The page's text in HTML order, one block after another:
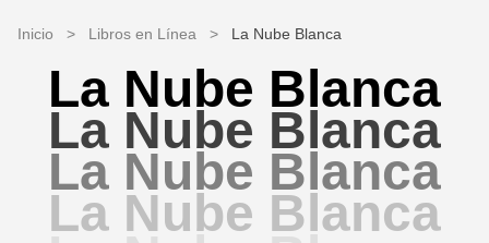
Inicio > Libros en Línea > La Nube Blanca
La Nube Blanca
La Nube Blanca
La Nube Blanca
La Nube Blanca